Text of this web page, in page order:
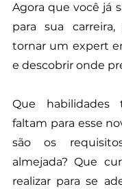
Agora que você já
para sua
tornar um expert
e descobrir onde
Que habilidades
faltam para esse
são os
almejada? Que
realizar para se